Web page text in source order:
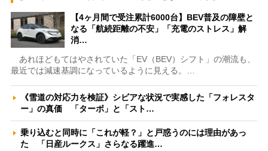
【4ヶ月間で受注累計6000台】BEV普及の障壁と
なる「航続距離の不安」「充電のストレス」解
消…
あれほどもてはやされていた「EV（BEV）シフト」の潮流も、
最近では減速基調になっているように見える。…
《雪道の対応力を検証》シビアな状況で実感した「フォレスタ
ー」の真価 「ターボ」と「スト…
乗り込むと同時に「これが軽？」と戸惑うのには理由があっ
た 「日産ルークス」さらなる躍進…